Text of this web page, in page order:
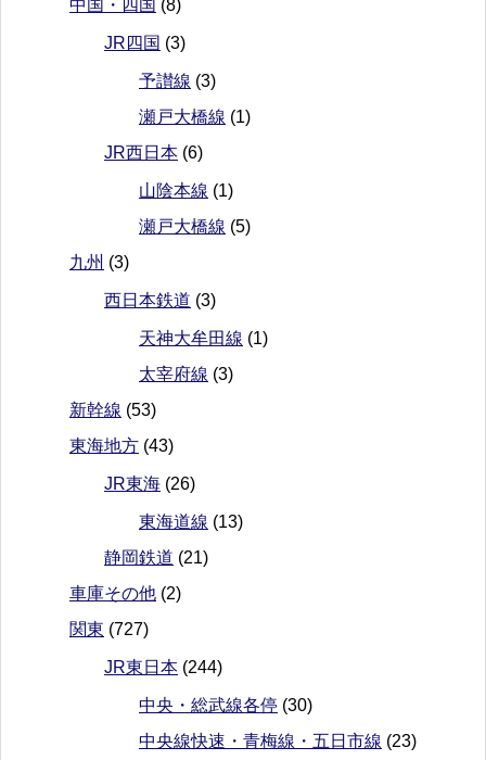
中国・四国 (8)
JR四国 (3)
予讃線 (3)
瀬戸大橋線 (1)
JR西日本 (6)
山陰本線 (1)
瀬戸大橋線 (5)
九州 (3)
西日本鉄道 (3)
天神大牟田線 (1)
太宰府線 (3)
新幹線 (53)
東海地方 (43)
JR東海 (26)
東海道線 (13)
静岡鉄道 (21)
車庫その他 (2)
関東 (727)
JR東日本 (244)
中央・総武線各停 (30)
中央線快速・青梅線・五日市線 (23)